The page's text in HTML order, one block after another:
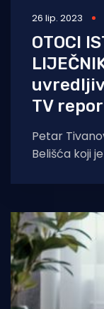
26 lip. 2023
OTOCI
TV
Petar
Belišća koji